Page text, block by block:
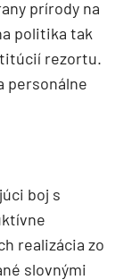
prírody na
politika tak
rezortu.
personálne
boj s
realizácia zo
slovnými